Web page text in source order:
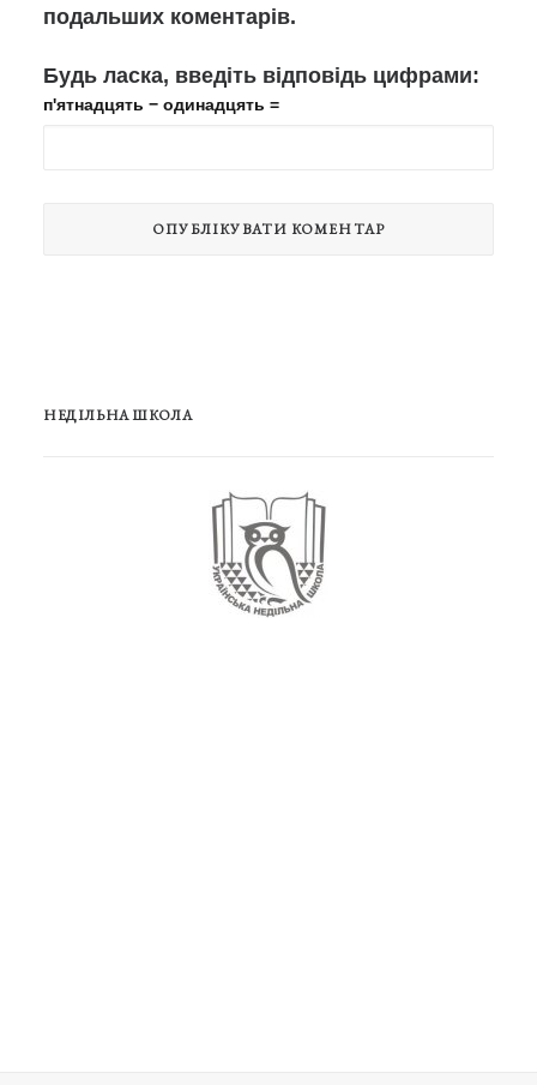
подальших коментарів.
Будь ласка, введіть відповідь цифрами:
п'ятнадцять − одинадцять =
НЕДІЛЬНА ШКОЛА